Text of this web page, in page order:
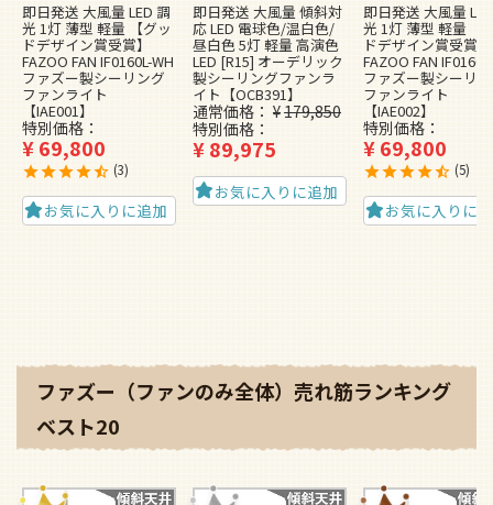
即日発送 大風量 LED 調
光 1灯 薄型 軽量 【グッ
ドデザイン賞受賞】
FAZOO FAN IF0160L-WH
ファズー製シーリング
ファンライト
【IAE001】
特別価格
¥69,800
3
お気に入りに追加
即日発送 大風量 傾斜対
応 LED 電球色/温白色/
昼白色 5灯 軽量 高演色
LED [R15] オーデリック
製シーリングファンラ
イト【OCB391】
通常価格 ¥179,850
特別価格
¥89,975
お気に入りに追加
即日発送 大風量
光 1灯 薄型 軽量 【
ドデザイン賞受賞】
FAZOO FAN
ファズー製シーリ
ファンライト
【IAE002】
特別価格
¥69,800
5
お気に入りに
ファズー（ファンのみ全体）売れ筋ランキング
ベスト20